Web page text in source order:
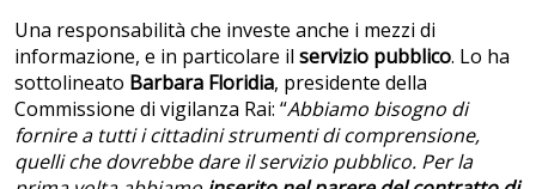
Una responsabilità che investe anche i mezzi di
informazione, e in particolare il servizio pubblico. Lo ha
sottolineato Barbara Floridia, presidente della
Commissione di vigilanza Rai: “Abbiamo bisogno di
fornire a tutti i cittadini strumenti di comprensione,
quelli che dovrebbe dare il servizio pubblico. Per la